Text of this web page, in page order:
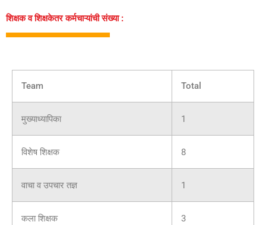
शिक्षक व शिक्षकेतर कर्मचाऱ्यांची संख्या :
Team Total
मुख्याध्यापिका 1
विशेष शिक्षक 8
वाचा व उपचार तज्ञ 1
कला शिक्षक 3